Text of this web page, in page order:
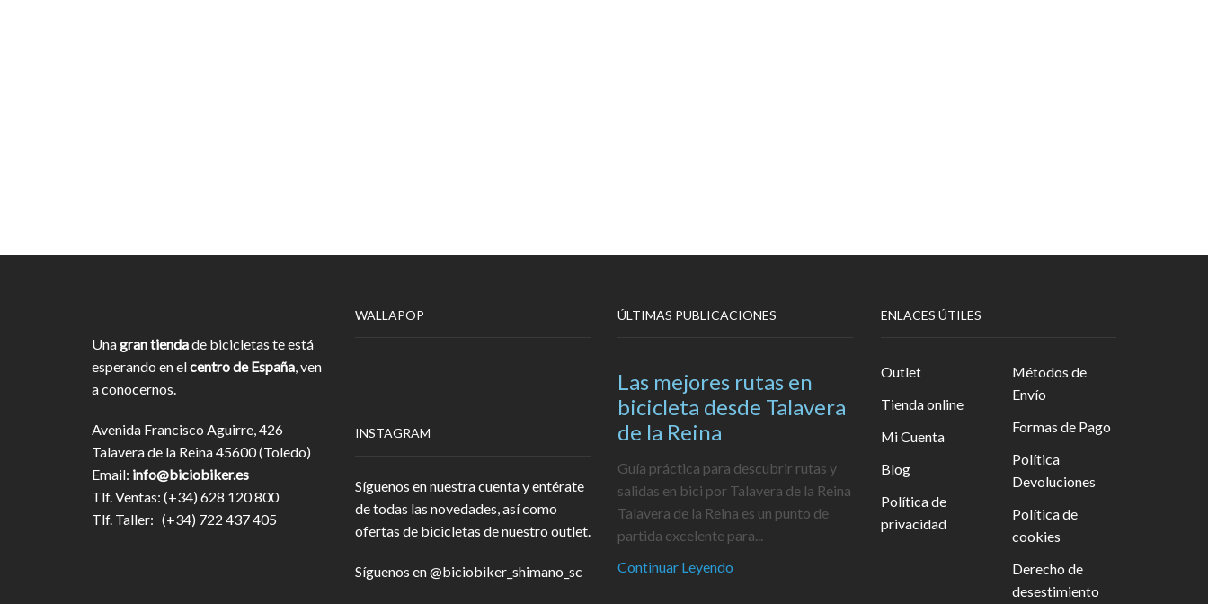
Unagran tiendade bicicletas te está
esperando en elcentro de España, ven
a conocernos.
Avenida Francisco Aguirre, 426
Talavera de la Reina 45600 (Toledo)
Email: info@biciobiker.es
Tlf. Ventas: (+34) 628 120 800
Tlf. Taller: (+34) 722 437 405
WALLAPOP
INSTAGRAM
Síguenos en nuestra cuenta y entérate
de todas las novedades, así como
ofertas de bicicletas de nuestro outlet.
Síguenos en@biciobiker_shimano_sc
ÚLTIMAS PUBLICACIONES
Las mejores rutas en
bicicleta desde Talavera
de la Reina
Guía práctica para descubrir rutas y
salidas en bici por Talavera de la Reina
Talavera de la Reina es un punto de
partida excelente para...
Continuar Leyendo
ENLACES ÚTILES
Outlet
Tienda online
Mi Cuenta
Blog
Política de
privacidad
Métodos de
Envío
Formas de Pago
Política
Devoluciones
Política de
cookies
Derecho de
desestimiento